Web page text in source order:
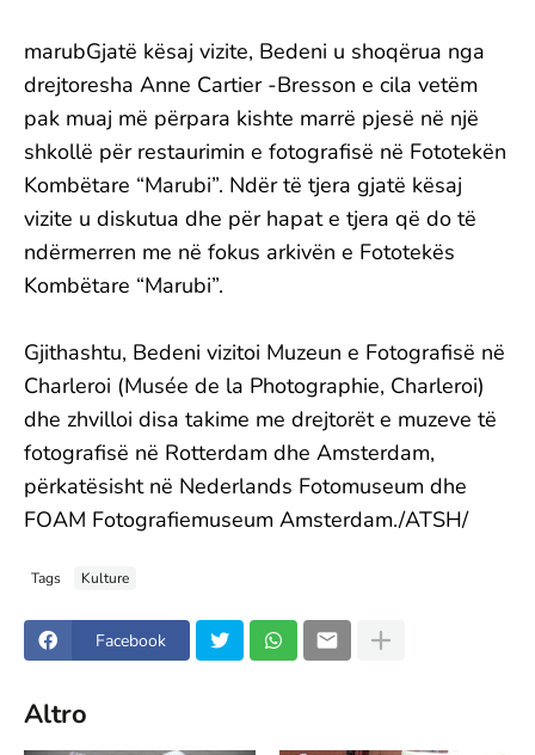
marubGjatë kësaj vizite, Bedeni u shoqërua nga
drejtoresha Anne Cartier -Bresson e cila vetëm
pak muaj më përpara kishte marrë pjesë në një
shkollë për restaurimin e fotografisë në Fototekën
Kombëtare “Marubi”. Ndër të tjera gjatë kësaj
vizite u diskutua dhe për hapat e tjera që do të
ndërmerren me në fokus arkivën e Fototekës
Kombëtare “Marubi”.
Gjithashtu, Bedeni vizitoi Muzeun e Fotografisë në
Charleroi (Musée de la Photographie, Charleroi)
dhe zhvilloi disa takime me drejtorët e muzeve të
fotografisë në Rotterdam dhe Amsterdam,
përkatësisht në Nederlands Fotomuseum dhe
FOAM Fotografiemuseum Amsterdam./ATSH/
Tags Kulture
Facebook
Altro